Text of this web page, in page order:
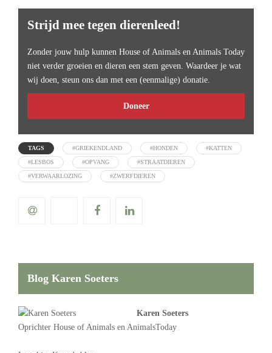
Strijd mee tegen dierenleed!
Zonder jouw hulp kunnen House of Animals en Animals Today
niet verder groeien en dieren een stem geven. Waardeer je wat
wij doen, steun ons dan met een (eenmalige) donatie.
Doneer
TAGS #GRIEKENDLAND #HONDEN #KATTEN
#LESBOS #OPVANG #STRAATDIEREN
#VERWAARLOZING #ZWERFDIEREN
Blog Karen Soeters
Karen Soeters
Oprichter House of Animals en AnimalsToday